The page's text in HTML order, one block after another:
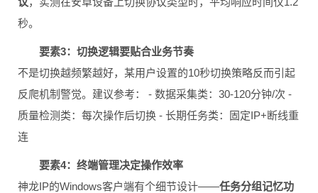
秒。
要素3：切换逻辑要贴合业务节奏
不是切换越频繁越好，某用户设置的10秒切换策略反而引起
反爬机制警觉。建议参考： - 数据采集类：30-120分钟/次 -
质量检测类：每次操作后切换 - 长期任务类：固定IP+断线重
连
要素4：终端管理决定操作效率
神龙IP的Windows客户端有个细节设计——任务分组记忆功